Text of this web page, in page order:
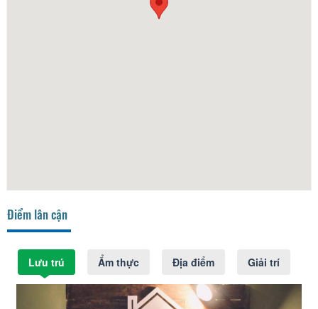
Điểm lân cận
Lưu trú Ẩm thực Địa điểm Giải trí